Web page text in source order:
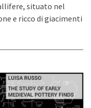
situato nel
e ricco di giacimenti